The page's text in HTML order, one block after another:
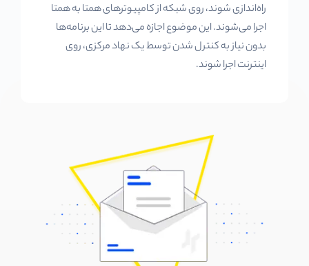
راه‌اندازی شوند، روی شبکه از کامپیوترهای همتا به همتا
اجرا می‌شوند. این موضوع اجازه می‌دهد تا این برنامه‌ها
بدون نیاز به کنترل شدن توسط یک نهاد مرکزی، روی
اینترنت اجرا شوند.